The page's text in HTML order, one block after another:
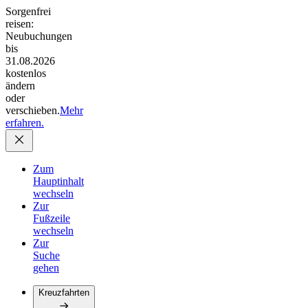
Sorgenfrei
reisen:
Neubuchungen
bis
31.08.2026
kostenlos
ändern
oder
verschieben.Mehr
erfahren.
Zum
Hauptinhalt
wechseln
Zur
Fußzeile
wechseln
Zur
Suche
gehen
Kreuzfahrten